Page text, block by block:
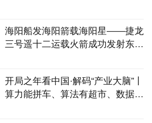
海阳船发海阳箭载海阳星——捷龙
三号遥十二运载火箭成功发射东方
开局之年看中国·解码“产业大脑”丨
算力能拼车、算法有超市、数据不